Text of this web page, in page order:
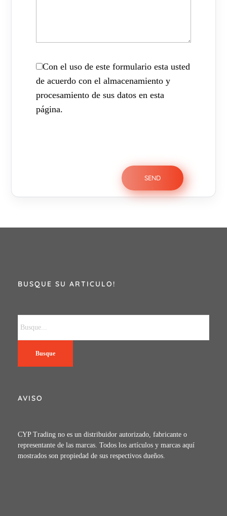
Con el uso de este formulario esta usted
de acuerdo con el almacenamiento y
procesamiento de sus datos en esta
página.
BUSQUE SU ARTICULO!
Busque
AVISO
CYP Trading no es un distribuidor autorizado, fabricante o
representante de las marcas. Todos los artículos y marcas aquí
mostrados son propiedad de sus respectivos dueños.